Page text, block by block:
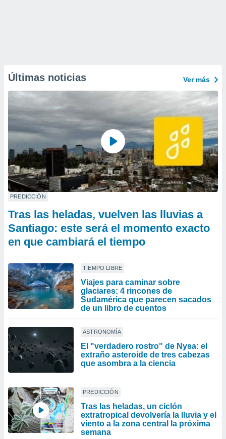
Últimas noticias Ver más
PREDICCIÓN
Tras las heladas, vuelven las lluvias a
Santiago: este será el momento exacto
en que cambiará el tiempo
TIEMPO LIBRE
Viajes para caminar sobre
glaciares: 4 rincones de
Sudamérica que parecen sacados
de un libro de cuentos
ASTRONOMÍA
El "verdadero rostro" de Nysa: el
extraño asteroide de tres cabezas
que asombra a la ciencia
PREDICCIÓN
Tras las heladas, un ciclón
extratropical devolvería la lluvia y el
viento a la zona central la próxima
semana